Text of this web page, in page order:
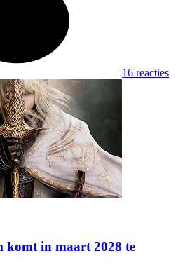
16 reacties
komt in maart 2028 te